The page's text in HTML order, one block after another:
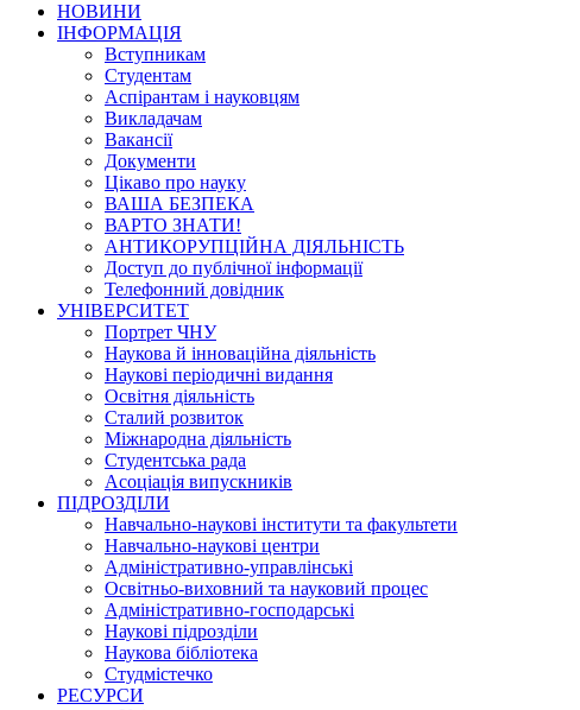
НОВИНИ
ІНФОРМАЦІЯ
Вступникам
Студентам
Аспірантам і науковцям
Викладачам
Вакансії
Документи
Цікаво про науку
ВАША БЕЗПЕКА
ВАРТО ЗНАТИ!
АНТИКОРУПЦІЙНА ДІЯЛЬНІСТЬ
Доступ до публічної інформації
Телефонний довідник
УНІВЕРСИТЕТ
Портрет ЧНУ
Наукова й інноваційна діяльність
Наукові періодичні видання
Освітня діяльність
Сталий розвиток
Міжнародна діяльність
Студентська рада
Асоціація випускників
ПІДРОЗДІЛИ
Навчально-наукові інститути та факультети
Навчально-наукові центри
Адміністративно-управлінські
Освітньо-виховний та науковий процес
Адміністративно-господарські
Наукові підрозділи
Наукова бібліотека
Студмістечко
РЕСУРСИ